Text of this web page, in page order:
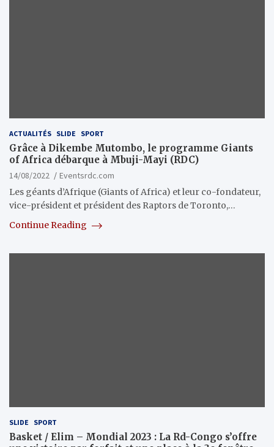
ACTUALITÉS SLIDE SPORT
Grâce à Dikembe Mutombo, le programme Giants
of Africa débarque à Mbuji-Mayi (RDC)
14/08/2022
Eventsrdc.com
Les géants d’Afrique (Giants of Africa) et leur co-fondateur,
vice-président et président des Raptors de Toronto,…
Continue Reading
SLIDE SPORT
Basket / Elim – Mondial 2023 : La Rd-Congo s’offre